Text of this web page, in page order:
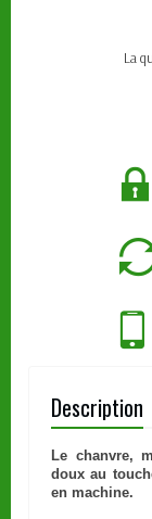
La
Description
Le chanvre,
doux au
en machine.